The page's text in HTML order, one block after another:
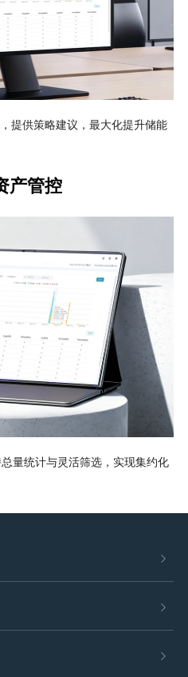
提供策略建议，最大化提升储能
产管控
量统计与灵活筛选，实现集约化